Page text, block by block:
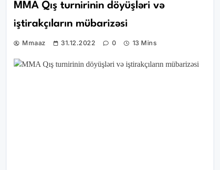
MMA Qış turnirinin döyüşləri və
iştirakçıların mübarizəsi
Mmaaz 31.12.2022 0 13 Mins